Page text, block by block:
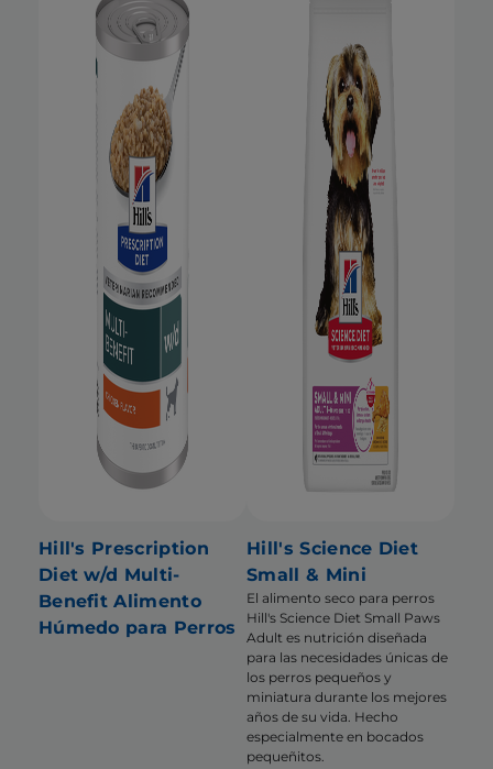
Hill's Prescription
Diet w/d Multi-
Benefit Alimento
Húmedo para Perros
Hill's Science Diet
Small & Mini
El alimento seco para perros
Hill's Science Diet Small Paws
Adult es nutrición diseñada
para las necesidades únicas de
los perros pequeños y
miniatura durante los mejores
años de su vida. Hecho
especialmente en bocados
pequeñitos.